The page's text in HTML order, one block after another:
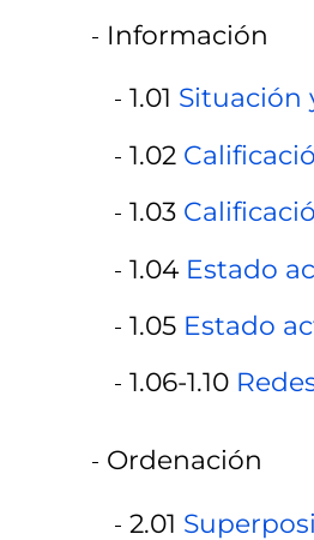
Información
1.01 Situación
1.02
1.03
1.04 Estado
1.05 Estado
1.06-1.10
Ordenación
2.01